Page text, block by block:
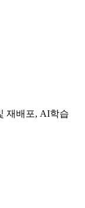
재배포, AI학습